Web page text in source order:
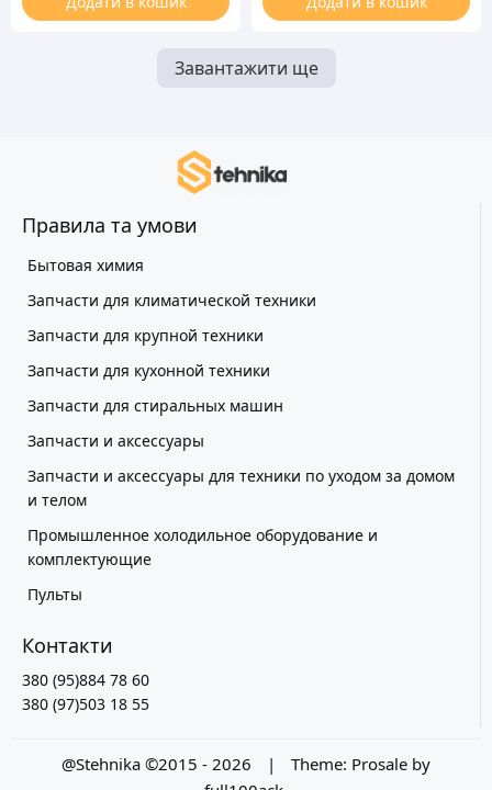
Завантажити ще
Правила та умови
Бытовая химия
Запчасти для климатической техники
Запчасти для крупной техники
Запчасти для кухонной техники
Запчасти для стиральных машин
Запчасти и аксессуары
Запчасти и аксессуары для техники по уходом за домом
и телом
Промышленное холодильное оборудование и
комплектующие
Пульты
Контакти
380 (95)884 78 60
380 (97)503 18 55
@Stehnika ©2015 - 2026 | Theme: Prosale by